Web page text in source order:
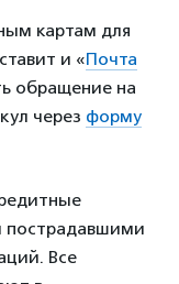
картам для
и «Почта
обращение на
через форму
пострадавшими
Все